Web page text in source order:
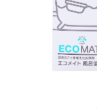
オリジナルブランド
ナチュラムーン